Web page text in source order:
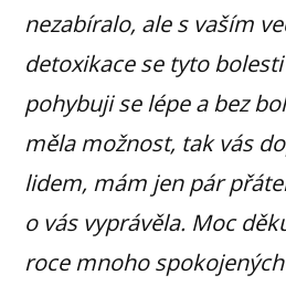
nezabíralo, ale s vaším
detoxikace se tyto
pohybuji se lépe a bez
měla možnost, tak vás
lidem, mám jen pár
o vás vyprávěla. Moc
roce mnoho